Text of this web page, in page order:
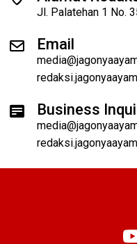
Jl. Palatehan 1 No.
Email
Business